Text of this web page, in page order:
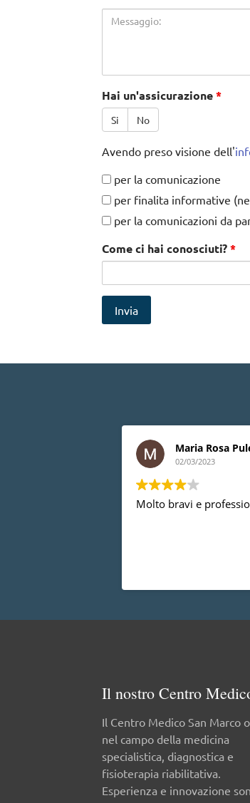
Messaggio
Hai un'assicurazione*
Si No
Avendo preso visione dell'
privacy
per la comunicazione
per finalita informative
per la comunicazioni da
Come ci hai conosciuti?*
Ledino
02/03/2023
Devo ringraziare il
da tutti.
Il nostro Centro
Il Centro Medico San Marco
nel campo della medicina
specialistica, diagnostica e
fisioterapia riabilitativa.
Esperienza e innovazione